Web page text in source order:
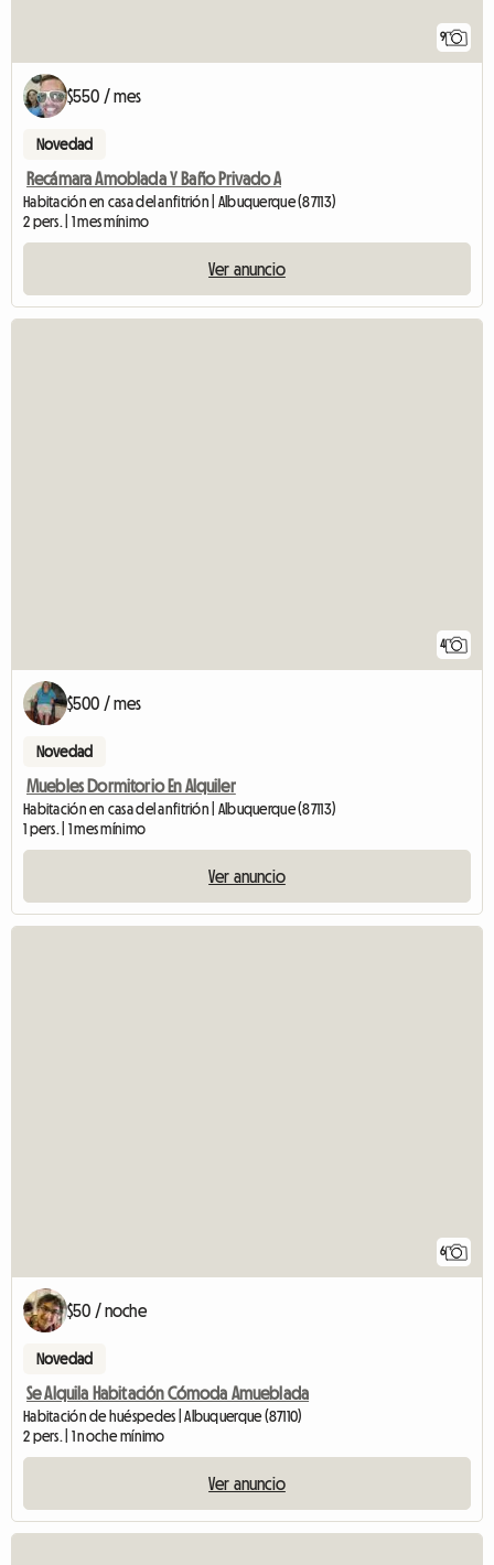
9
$550 / mes
Novedad
Recámara Amoblada Y Baño Privado A
Habitación en casa del anfitrión | Albuquerque (87113)
2 pers. | 1 mes mínimo
Ver anuncio
4
$500 / mes
Novedad
Muebles Dormitorio En Alquiler
Habitación en casa del anfitrión | Albuquerque (87113)
1 pers. | 1 mes mínimo
Ver anuncio
6
$50 / noche
Novedad
Se Alquila Habitación Cómoda Amueblada
Habitación de huéspedes | Albuquerque (87110)
2 pers. | 1 noche mínimo
Ver anuncio